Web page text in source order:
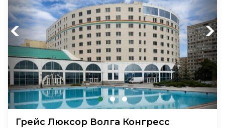
Previous Next
Грейс Люксор Волга Конгресс